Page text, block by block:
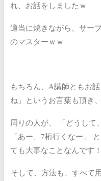
れ、お話をしましたｗ
適当に焼きながら、サー
のマスターｗｗ
もちろん、A講師ともお
ね」というお言葉も頂き
周りの人が、
「どうして
「あー、7桁行くなー」
ても大事なことなんです！
そして、方法も、すべて